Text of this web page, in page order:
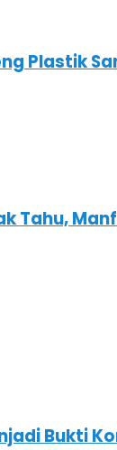
Plastik
Tahu,
Bukti